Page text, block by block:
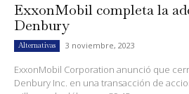
ExxonMobil completa la
Denbury
Alternativas 3 noviembre, 2023
ExxonMobil Corporation anunció que
Denbury Inc. en una transacción de